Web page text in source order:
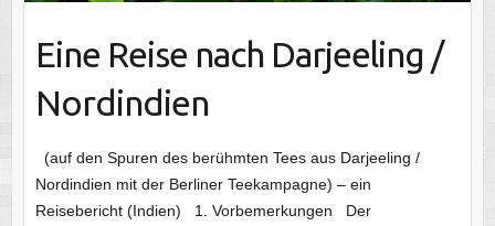
Eine Reise nach Darjeeling /
Nordindien
(auf den Spuren des berühmten Tees aus Darjeeling /
Nordindien mit der Berliner Teekampagne) – ein
Reisebericht (Indien) 1. Vorbemerkungen Der